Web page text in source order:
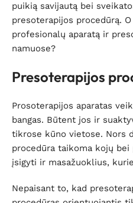
puikią savijautą bei
presoterapijos procedūrą.
profesionalų aparatą ir
namuose?
Presoterapijos
Prosoterapijos aparatas
bangas. Būtent jos ir
tikrose kūno vietose. Nors
procedūra taikoma kojų
įsigyti ir masažuoklius,
Nepaisant to, kad